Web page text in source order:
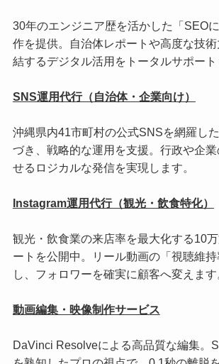
30年のエンジニア歴を活かした「SEO
作を提供。自治体レポートや高度な技
結するデジタル活用をトータルサポート
SNS運用代行（自治体・企業向け）
沖縄県内41市町村の公式SNSを網羅し
づき、戦略的な運用を支援。行政や企
せるロジカルな発信を実現します。
Instagram運用代行（観光・飲食特化）
観光・飲食業の来店率を最大化する10
ートを公開中。リール動画の「視聴維持
し、フォロワーを確実に顧客へ変えます
動画編集・映像制作サービス
DaVinci Resolveによる高品質な編集。